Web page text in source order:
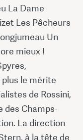
La Dame
Les Pêcheurs
Un
mieux !
le mérite
de Rossini,
des Champs-
La direction
à la tête de